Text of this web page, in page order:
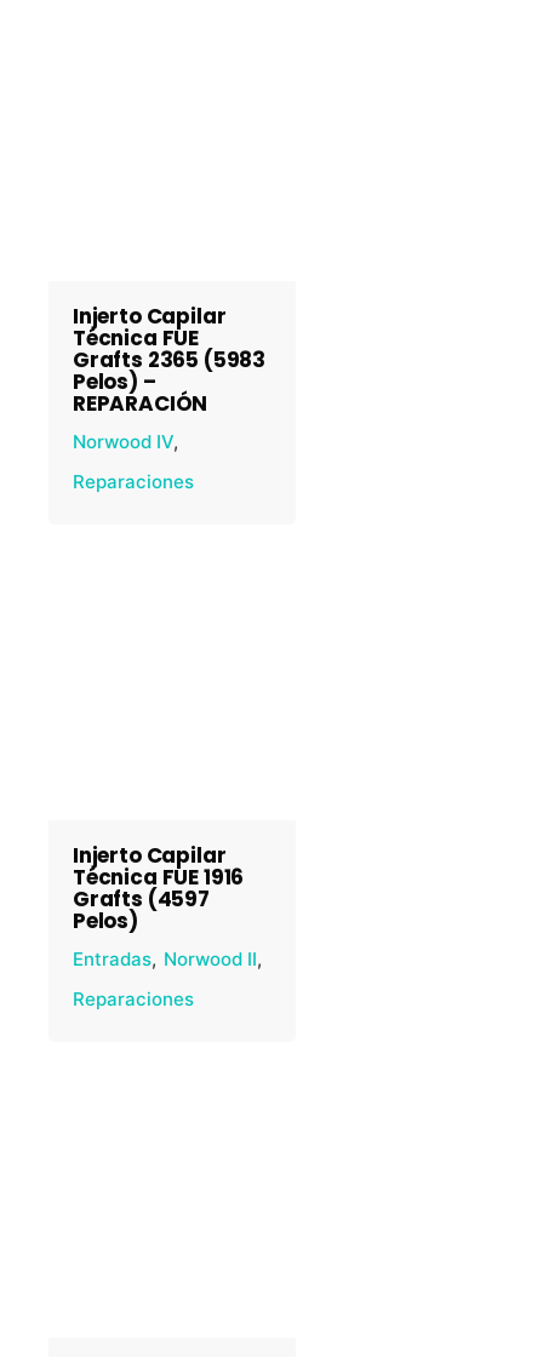
Injerto Capilar
Técnica FUE
Grafts 2365 (5983
Pelos) –
REPARACIÓN
Norwood IV
Reparaciones
Injerto Capilar
Técnica FUE 1916
Grafts (4597
Pelos)
Entradas Norwood II
Reparaciones